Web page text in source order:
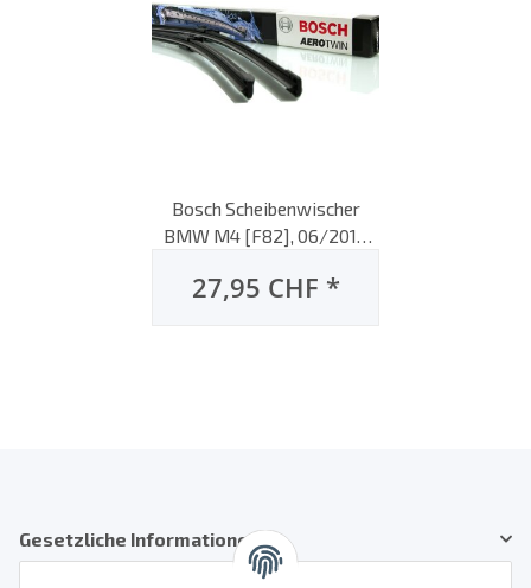
Bosch Scheibenwischer
BMW M4 [F82], 06/2014
Flachbalken-
27,95 CHF *
Gesetzliche Informationen